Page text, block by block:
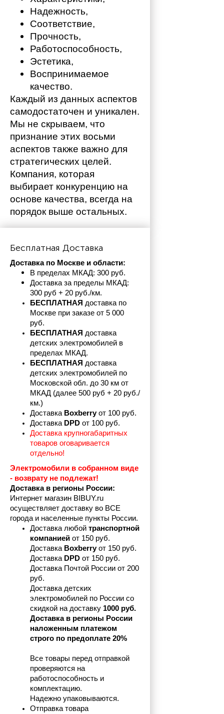
Надежность,
Соответствие,
Прочность,
Работоспособность,
Эстетика,
Воспринимаемое
качество.
Каждый из данных аспектов
самодостаточен и уникален.
Мы не скрываем, что
признание этих восьми
аспектов также важно для
стратегических целей.
Компания, которая
выбирает конкуренцию на
основе качества, всегда на
порядок выше остальных.
Бесплатная Доставка
Доставка по Москве и области:
В пределах МКАД: 300 руб.
Доставка за пределы МКАД:
300 руб + 20 руб./км.
БЕСПЛАТНАЯ доставка по
Москве при заказе от 5 000
руб.
БЕСПЛАТНАЯ доставка
детских электромобилей в
пределах МКАД.
БЕСПЛАТНАЯ доставка
детских электромобилей по
Московской обл. до 30 км от
МКАД (далее 500 руб + 20 руб./
км.)
Доставка Boxberry от 100 руб.
Доставка DPD от 100 руб.
Доставка крупногабаритных
товаров оговаривается
отдельно!
Электромобили в собранном виде
- возврату не подлежат!
Доставка в регионы России:
Интернет магазин BIBUY.ru
осуществляет доставку во ВСЕ
города и населенные пункты России.
Доставка любой транспортной
компанией от 150 руб.
Доставка Boxberry от 150 руб.
Доставка DPD от 150 руб.
Доставка Почтой России от 200
руб.
Доставка детских
электромобилей по России со
скидкой на доставку 1000 руб.
Доставка в регионы России
наложенным платежом
строго по предоплате 20%
Все товары перед отправкой
проверяются на
работоспособность и
комплектацию.
Надежно упаковываются.
Отправка товара